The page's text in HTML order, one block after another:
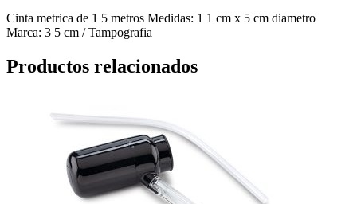
Cinta metrica de 1 5 metros Medidas: 1 1 cm x 5 cm diametro
Marca: 3 5 cm / Tampografia
Productos relacionados